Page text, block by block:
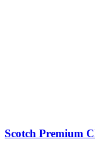
Scotch Premium